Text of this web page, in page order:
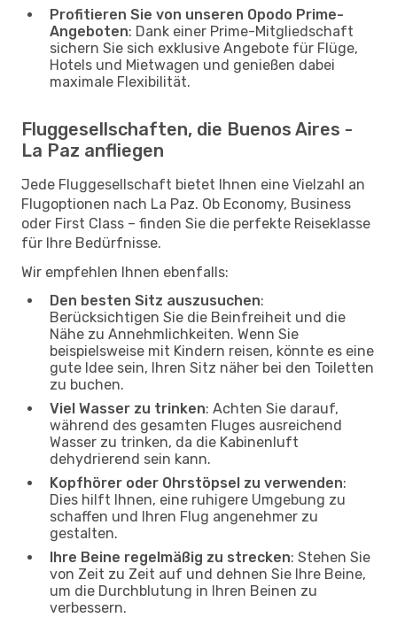
Profitieren Sie von unseren Opodo Prime-
Angeboten: Dank einer Prime-Mitgliedschaft
sichern Sie sich exklusive Angebote für Flüge,
Hotels und Mietwagen und genießen dabei
maximale Flexibilität.
Fluggesellschaften, die Buenos Aires -
La Paz anfliegen
Jede Fluggesellschaft bietet Ihnen eine Vielzahl an
Flugoptionen nach La Paz. Ob Economy, Business
oder First Class – finden Sie die perfekte Reiseklasse
für Ihre Bedürfnisse.
Wir empfehlen Ihnen ebenfalls:
Den besten Sitz auszusuchen:
Berücksichtigen Sie die Beinfreiheit und die
Nähe zu Annehmlichkeiten. Wenn Sie
beispielsweise mit Kindern reisen, könnte es eine
gute Idee sein, Ihren Sitz näher bei den Toiletten
zu buchen.
Viel Wasser zu trinken: Achten Sie darauf,
während des gesamten Fluges ausreichend
Wasser zu trinken, da die Kabinenluft
dehydrierend sein kann.
Kopfhörer oder Ohrstöpsel zu verwenden:
Dies hilft Ihnen, eine ruhigere Umgebung zu
schaffen und Ihren Flug angenehmer zu
gestalten.
Ihre Beine regelmäßig zu strecken: Stehen Sie
von Zeit zu Zeit auf und dehnen Sie Ihre Beine,
um die Durchblutung in Ihren Beinen zu
verbessern.